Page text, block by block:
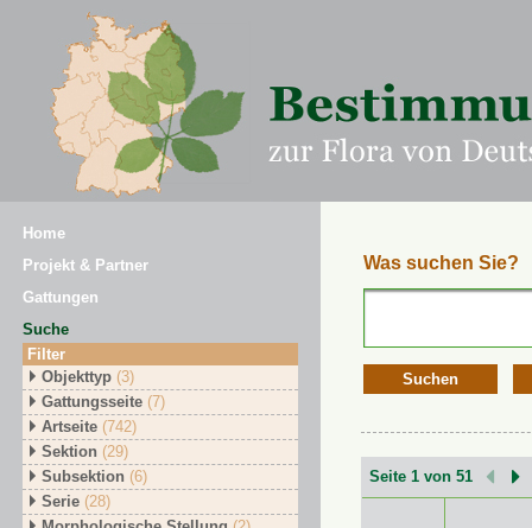
Home
Projekt & Partner
Gattungen
Suche
Filter
Objekttyp (3)
Gattungsseite (7)
Artseite (742)
Sektion (29)
Subsektion (6)
Serie (28)
Was suchen Sie?
Suchen
Seite 1 von 51